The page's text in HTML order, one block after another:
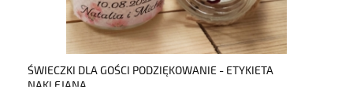
ŚWIECZKI DLA GOŚCI PODZIĘKOWANIE - ETYKIETA
NAKLEJANA